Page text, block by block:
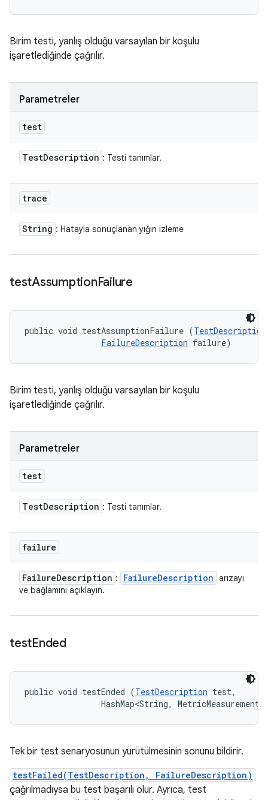
Birim testi, yanlış olduğu varsayılan bir koşulu
işaretlediğinde çağrılır.
Parametreler
test
TestDescription : Testi tanımlar.
trace
String : Hatayla sonuçlanan yığın izleme
testAssumptionFailure
public void testAssumptionFailure (TestDescription
FailureDescription failure)
Birim testi, yanlış olduğu varsayılan bir koşulu
işaretlediğinde çağrılır.
Parametreler
test
TestDescription : Testi tanımlar.
failure
FailureDescription : FailureDescription arızayı
ve bağlamını açıklayın.
testEnded
public void testEnded (TestDescription test,
HashMap<String,
Tek bir test senaryosunun yürütülmesinin sonunu bildirir.
testFailed(TestDescription, FailureDescription)
çağrılmadıysa bu test başarılı olur. Ayrıca, test